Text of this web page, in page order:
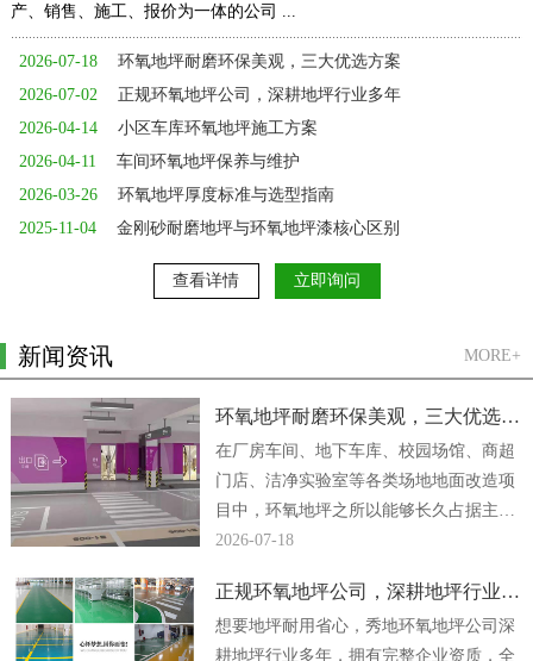
产、销售、施工、报价为一体的公司 ...
2026-07-18
环氧地坪耐磨环保美观，三大优选方案
2026-07-02
正规环氧地坪公司，深耕地坪行业多年
2026-04-14
小区车库环氧地坪施工方案
2026-04-11
车间环氧地坪保养与维护
2026-03-26
环氧地坪厚度标准与选型指南
2025-11-04
金刚砂耐磨地坪与环氧地坪漆核心区别
查看详情 立即询问
新闻资讯 MORE+
环氧地坪耐磨环保美观，三大优选方案
在厂房车间、地下车库、校园场馆、商超
门店、洁净实验室等各类场地地面改造项
目中，环氧地坪之所以能够长久占据主流
地位，核心原因便是它同时兼顾强悍耐磨
2026-07-18
正规环氧地坪公司，深耕地坪行业多年
想要地坪耐用省心，秀地环氧地坪公司深
耕地坪行业多年，拥有完整企业资质，全